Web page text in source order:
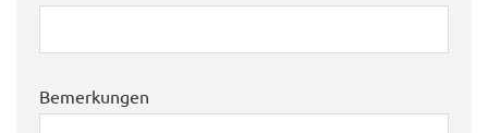
Bemerkungen